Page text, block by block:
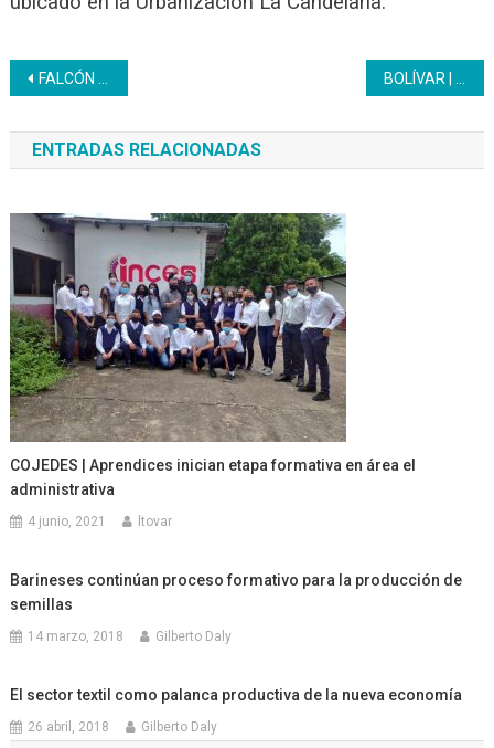
Navegación
de
entradas
FALCÓN | Inces certificó a 43 trabajadores de Invecem en el oficio Operador de Montacargas
ENTRADAS RELACIONADAS
COJEDES | Aprendices inician etapa formativa en área el
administrativa
4 junio, 2021 ltovar
Barineses continúan proceso formativo para la producción de
semillas
14 marzo, 2018 Gilberto Daly
El sector textil como palanca productiva de la nueva economía
26 abril, 2018 Gilberto Daly